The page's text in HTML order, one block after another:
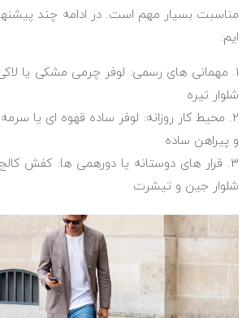
مناسبت بسیار مهم است. در ادامه چند پیشنهاد
ایم:
مهمانی ‌های رسمی: لوفر چرمی مشکی یا
شلوار تیره
محیط کار روزانه: لوفر ساده قهوه ‌ای یا
و پیراهن ساده
قرار های دوستانه یا دورهمی ‌ها: کفش
شلوار جین و تیشرت